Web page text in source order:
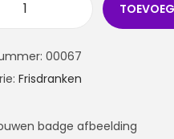
00067
Frisdranken